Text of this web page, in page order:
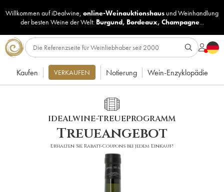
Willkommen auf iDealwine, online-Weinauktionshaus undWeinhandlung
der besten Weine der Welt: Burgund, Bordeaux, Champagne...
Kaufen VERKAUFEN Notierung Wein-Enzyklopädie
IDEALWINE-TREUEPROGRAMM
Treueangebot
Erhalten Sie Rabatt-Coupons bei jedem Einkauf!